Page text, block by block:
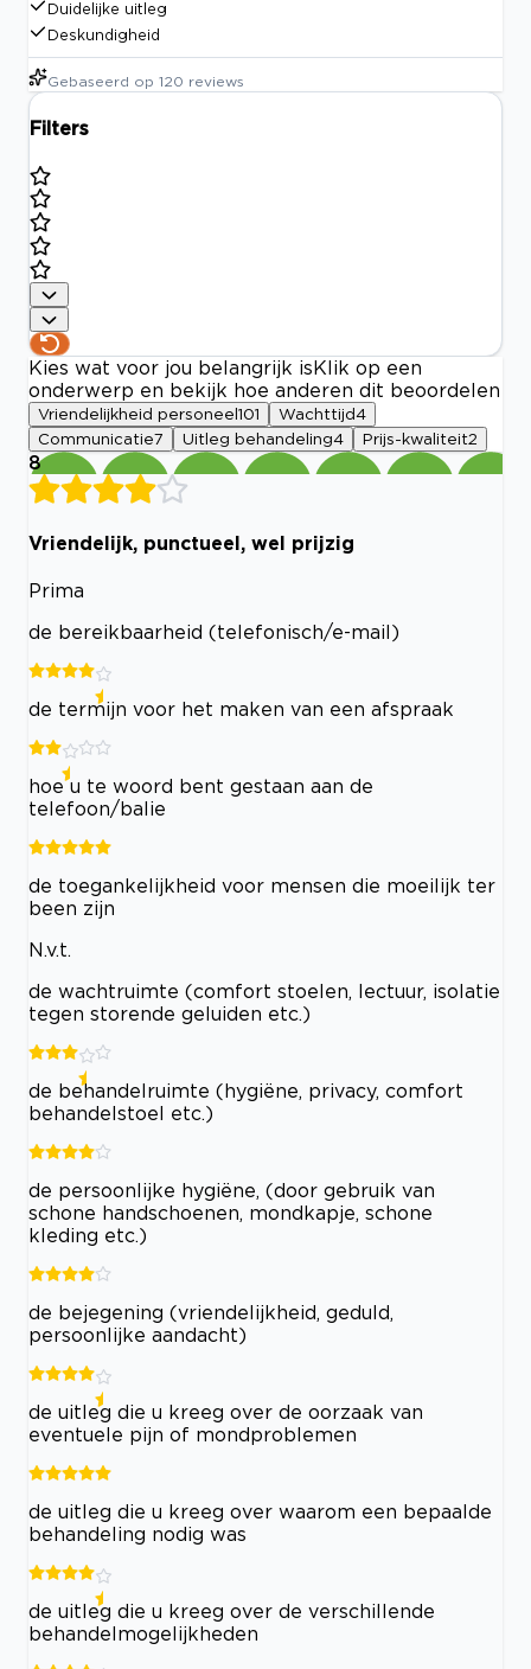
Duidelijke uitleg
Deskundigheid
Gebaseerd op 120 reviews
Filters
Kies wat voor jou belangrijk is Klik op een
onderwerp en bekijk hoe anderen dit beoordelen
Vriendelijkheid personeel 101 Wachttijd4
Communicatie7 Uitleg behandeling4 Prijs-kwaliteit2
8
Vriendelijk, punctueel, wel prijzig
Prima
de bereikbaarheid (telefonisch/e-mail)
de termijn voor het maken van een afspraak
hoe u te woord bent gestaan aan de
telefoon/balie
de toegankelijkheid voor mensen die moeilijk ter
been zijn
N.v.t.
de wachtruimte (comfort stoelen, lectuur, isolatie
tegen storende geluiden etc.)
de behandelruimte (hygiëne, privacy, comfort
behandelstoel etc.)
de persoonlijke hygiëne, (door gebruik van
schone handschoenen, mondkapje, schone
kleding etc.)
de bejegening (vriendelijkheid, geduld,
persoonlijke aandacht)
de uitleg die u kreeg over de oorzaak van
eventuele pijn of mondproblemen
de uitleg die u kreeg over waarom een bepaalde
behandeling nodig was
de uitleg die u kreeg over de verschillende
behandelmogelijkheden